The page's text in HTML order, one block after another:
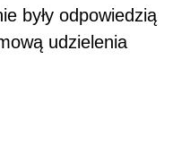
były odpowiedzią
udzielenia